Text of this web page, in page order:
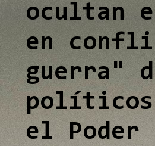
ocultan
en
guerra"
políticos
el Poder